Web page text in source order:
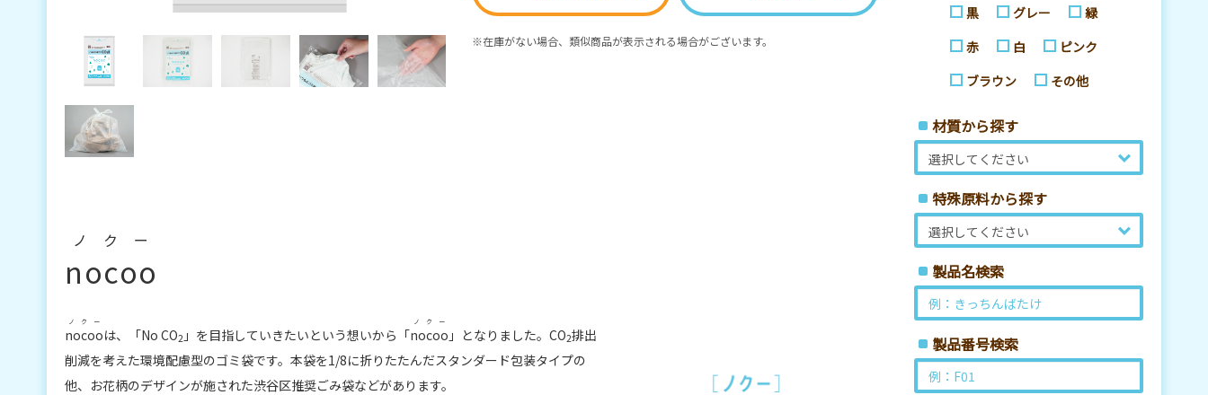
在庫がない場合、類似商品が表示される場合がございます。
nocoo
ノクー
nocoo
ノクー
は、「No CO2 」を目指していきたいという想いから「nocoo
ノクー
」となりました。CO2排出
削減を考えた環境配慮型のゴミ袋です。本袋を1/8に折りたたんだスタンダード包装タイプの
他、お花柄のデザインが施された渋谷区推奨ごみ袋などがあります。
黒
グレー
緑
赤
白
ピンク
ブラウン
その他
材質から探す
特殊原料から探す
製品名検索
製品番号検索